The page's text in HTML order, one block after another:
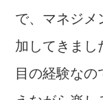
で、マネジメ
加してきまし
目の経験な